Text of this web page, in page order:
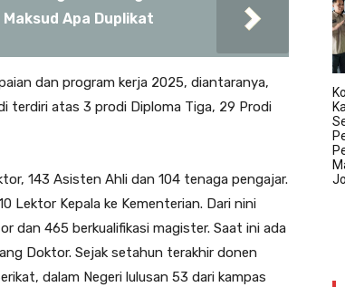
Apa Duplikat
dan program kerja 2025, diantaranya,
terdiri atas 3 prodi Diploma Tiga, 29 Prodi
143 Asisten Ahli dan 104 tenaga pengajar.
Lektor Kepala ke Kementerian. Dari nini
dan 465 berkualifikasi magister. Saat ini ada
Doktor. Sejak setahun terakhir donen
dalam Negeri lulusan 53 dari kampas